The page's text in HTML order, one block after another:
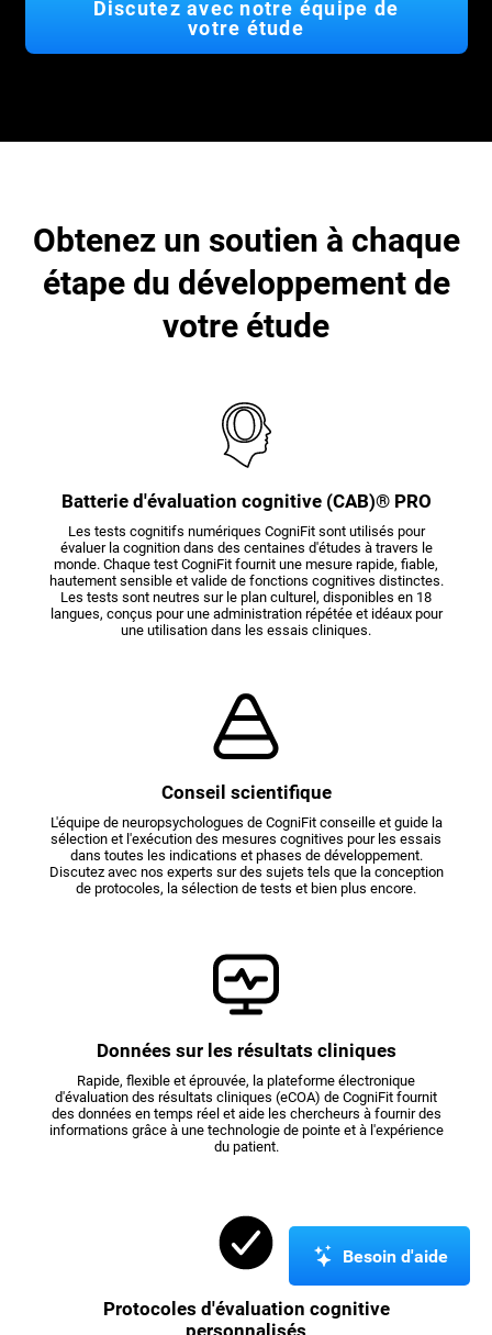
Discutez avec notre équipe de
votre étude
Obtenez un soutien à chaque
étape du développement de
votre étude
Batterie d'évaluation cognitive (CAB)® PRO
Les tests cognitifs numériques CogniFit sont utilisés pour
évaluer la cognition dans des centaines d'études à travers le
monde. Chaque test CogniFit fournit une mesure rapide, fiable,
hautement sensible et valide de fonctions cognitives distinctes.
Les tests sont neutres sur le plan culturel, disponibles en 18
langues, conçus pour une administration répétée et idéaux pour
une utilisation dans les essais cliniques.
Conseil scientifique
L'équipe de neuropsychologues de CogniFit conseille et guide la
sélection et l'exécution des mesures cognitives pour les essais
dans toutes les indications et phases de développement.
Discutez avec nos experts sur des sujets tels que la conception
de protocoles, la sélection de tests et bien plus encore.
Données sur les résultats cliniques
Rapide, flexible et éprouvée, la plateforme électronique
d'évaluation des résultats cliniques (eCOA) de CogniFit fournit
des données en temps réel et aide les chercheurs à fournir des
informations grâce à une technologie de pointe et à l'expérience
du patient.
Protocoles d'évaluation cognitive
personnalisés
Besoin d'aide